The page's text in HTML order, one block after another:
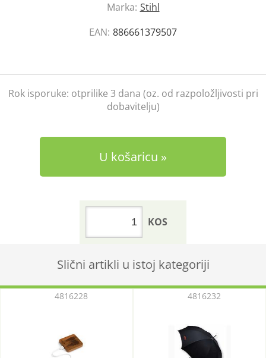
Marka: Stihl
EAN: 886661379507
Rok isporuke: otprilike 3 dana (oz. od razpoložljivosti pri
dobavitelju)
U košaricu
KOS
Slični artikli u istoj kategoriji
4816228 4816232